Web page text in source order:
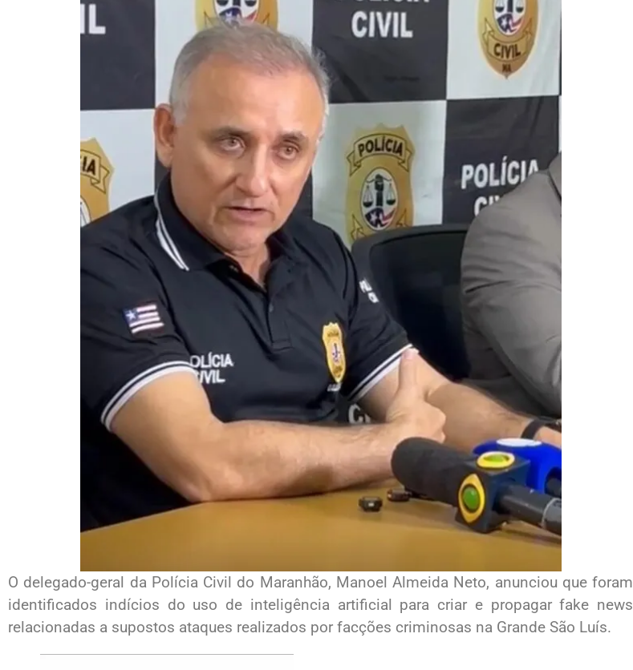
O delegado-geral da Polícia Civil do Maranhão, Manoel Almeida Neto, anunciou que foram
identificados indícios do uso de inteligência artificial para criar e propagar fake news
relacionadas a supostos ataques realizados por facções criminosas na Grande São Luís.